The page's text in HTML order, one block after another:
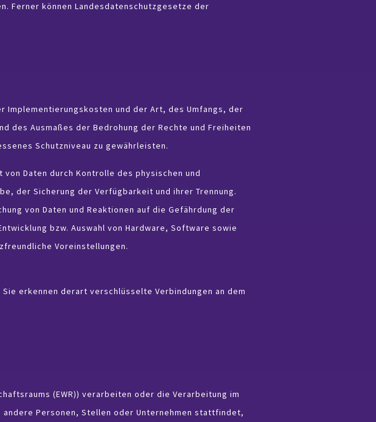
Ferner können Landesdatenschutzgesetze der
Implementierungskosten und der Art, des Umfangs, der
des Ausmaßes der Bedrohung der Rechte und Freiheiten
Schutzniveau zu gewährleisten.
Daten durch Kontrolle des physischen und
der Sicherung der Verfügbarkeit und ihrer Trennung.
von Daten und Reaktionen auf die Gefährdung der
bzw. Auswahl von Hardware, Software sowie
Voreinstellungen.
erkennen derart verschlüsselte Verbindungen an dem
(EWR)) verarbeiten oder die Verarbeitung im
andere Personen, Stellen oder Unternehmen stattfindet,